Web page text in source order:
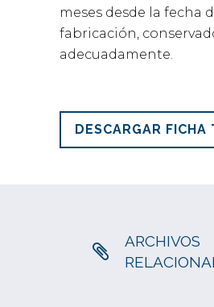
meses desde la fecha
fabricación,
adecuadamente.
DESCARGAR FICHA
ARCHIVOS